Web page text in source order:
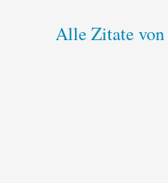
Alle Zitate